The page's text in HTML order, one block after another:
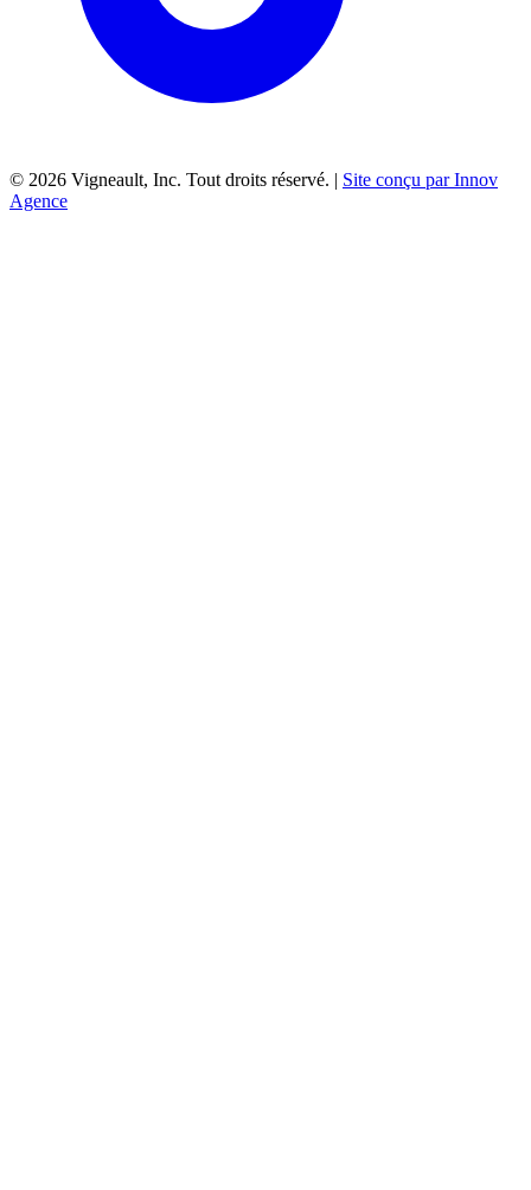
© 2026 Vigneault, Inc. Tout droits réservé. | Site conçu par Innov
Agence